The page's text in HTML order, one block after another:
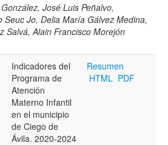
José Luis Peñalvo,
Seuc Jo, Delia María Gálvez Medina,
Salvá, Alain Francisco Morejón
Indicadores del
Programa de
Atención
Materno Infantil
en el municipio
de Ciego de
Ávila. 2020-2024
Resumen
HTML PDF